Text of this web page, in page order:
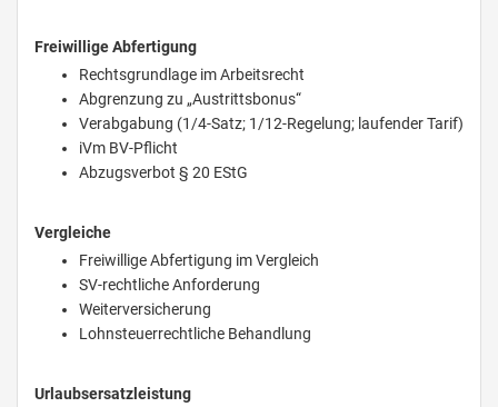
Freiwillige Abfertigung
Rechtsgrundlage im Arbeitsrecht
Abgrenzung zu „Austrittsbonus“
Verabgabung (1/4-Satz; 1/12-Regelung; laufender Tarif)
iVm BV-Pflicht
Abzugsverbot § 20 EStG
Vergleiche
Freiwillige Abfertigung im Vergleich
SV-rechtliche Anforderung
Weiterversicherung
Lohnsteuerrechtliche Behandlung
Urlaubsersatzleistung